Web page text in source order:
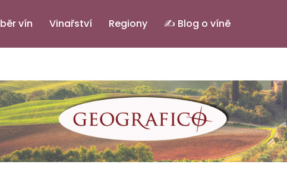
vín Vinařství Regiony ✍️ Blog o víně
HLEDAT
Doporučujeme